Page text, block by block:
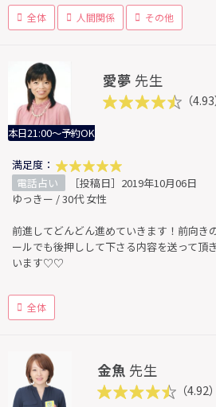
全体 人間関係 その他
本日21:00～予約OK
愛夢 先生
（4.93
満足度：
電話占い
［投稿日］2019年10月06日
ゆっきー / 30代 女性
前進してどんどん進めていきます！前向き
ールでも後押しして下さる内容を送って頂
います♡♡
全体
金魚 先生
（4.92）